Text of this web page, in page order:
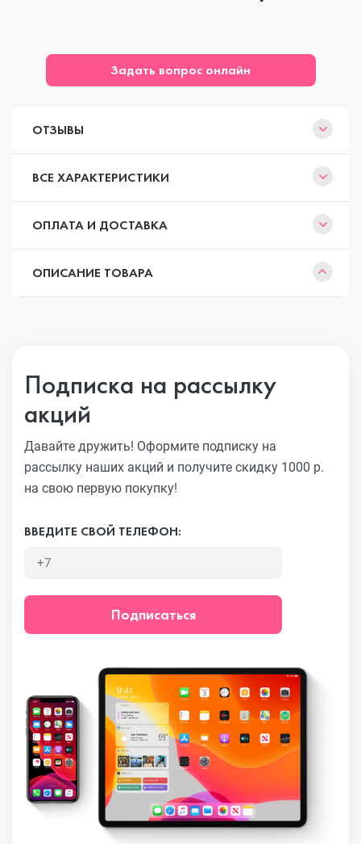
Задать вопрос онлайн
ОТЗЫВЫ
ВСЕ ХАРАКТЕРИСТИКИ
ОПЛАТА И ДОСТАВКА
ОПИСАНИЕ ТОВАРА
Подписка на рассылку
акций
Давайте дружить! Оформите подписку на
рассылку наших акций и получите скидку 1000 р.
на свою первую покупку!
ВВЕДИТЕ СВОЙ ТЕЛЕФОН:
Подписаться